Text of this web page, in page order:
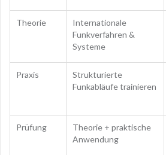
Theorie
Internationale
Funkverfahren &
Systeme
Praxis
Strukturierte
Funkabläufe trainieren
Prüfung
Theorie + praktische
Anwendung